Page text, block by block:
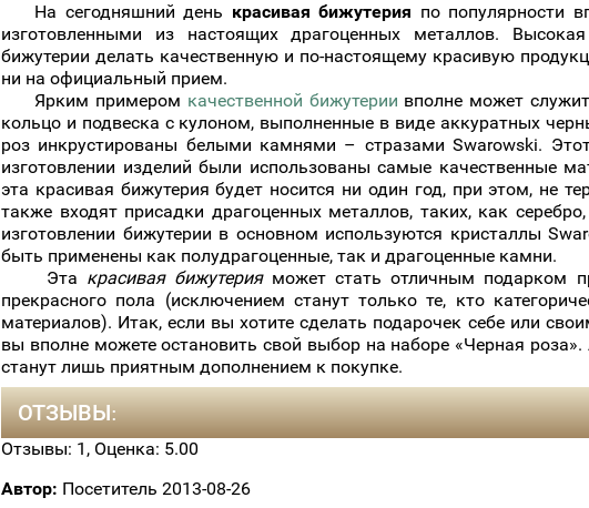
На сегодняшний день красивая бижутерия по популярности
изготовленными из настоящих драгоценных металлов. Высокая
бижутерии делать качественную и по-настоящему красивую
ни на официальный прием.
Ярким примером качественной бижутерии вполне может
кольцо и подвеска с кулоном, выполненные в виде аккуратных
роз инкрустированы белыми камнями – стразами Swarowski.
изготовлении изделий были использованы самые качественные
эта красивая бижутерия будет носится ни один год, при этом, не
также входят присадки драгоценных металлов, таких, как
изготовлении бижутерии в основном используются кристаллы
быть применены как полудрагоценные, так и драгоценные камни.
Эта красивая бижутерияможет стать отличным подарком
прекрасного пола (исключением станут только те, кто
материалов). Итак, если вы хотите сделать подарочек себе или
вы вполне можете остановить свой выбор на наборе «Черная
станут лишь приятным дополнением к покупке.
ОТЗЫВЫ:
Отзывы: 1 , Оценка: 5.00
Автор: Посетитель 2013-08-26